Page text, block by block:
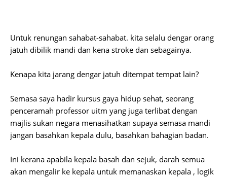
Untuk renungan sahabat-sahabat. kita selalu dengar orang
jatuh dibilik mandi dan kena stroke dan sebagainya.
Kenapa kita jarang dengar jatuh ditempat tempat lain?
Semasa saya hadir kursus gaya hidup sehat, seorang
penceramah professor uitm yang juga terlibat dengan
majlis sukan negara menasihatkan supaya semasa mandi
jangan basahkan kepala dulu, basahkan bahagian badan.
Ini kerana apabila kepala basah dan sejuk, darah semua
akan mengalir ke kepala untuk memanaskan kepala , logik